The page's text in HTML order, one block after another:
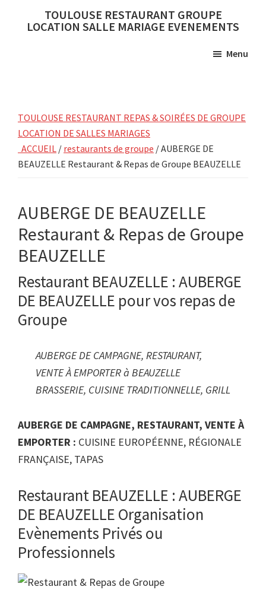
TOULOUSE RESTAURANT GROUPE
LOCATION SALLE MARIAGE EVENEMENTS
Menu
TOULOUSE RESTAURANT REPAS & SOIRÉES DE GROUPE
LOCATION DE SALLES MARIAGES
ACCUEIL / restaurants de groupe / AUBERGE DE
BEAUZELLE Restaurant & Repas de Groupe BEAUZELLE
AUBERGE DE BEAUZELLE
Restaurant & Repas de Groupe
BEAUZELLE
Restaurant BEAUZELLE : AUBERGE
DE BEAUZELLE pour vos repas de
Groupe
AUBERGE DE CAMPAGNE, RESTAURANT,
VENTE À EMPORTER à BEAUZELLE
BRASSERIE, CUISINE TRADITIONNELLE, GRILL
AUBERGE DE CAMPAGNE, RESTAURANT, VENTE À
EMPORTER : CUISINE EUROPÉENNE, RÉGIONALE
FRANÇAISE, TAPAS
Restaurant BEAUZELLE : AUBERGE
DE BEAUZELLE Organisation
Evènements Privés ou
Professionnels